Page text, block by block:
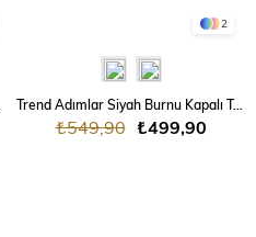
2
Trend Adımlar Siyah Burnu Kapalı Taş İşleme Kız Çocuk Klasik Ayakkabı
₺499,90
₺549,90